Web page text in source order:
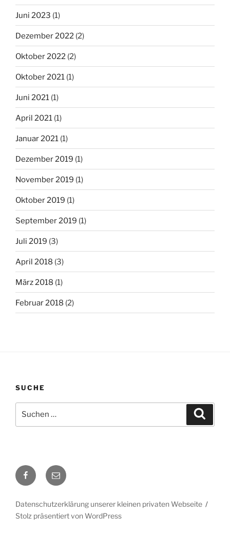
Juni 2023 (1)
Dezember 2022 (2)
Oktober 2022 (2)
Oktober 2021 (1)
Juni 2021 (1)
April 2021 (1)
Januar 2021 (1)
Dezember 2019 (1)
November 2019 (1)
Oktober 2019 (1)
September 2019 (1)
Juli 2019 (3)
April 2018 (3)
März 2018 (1)
Februar 2018 (2)
SUCHE
nach:
Facebook
E-
Mail
Datenschutzerklärung unserer kleinen privaten Webseite
Stolz präsentiert von WordPress